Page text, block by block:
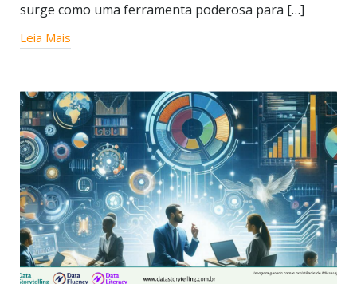
surge como uma ferramenta poderosa para […]
Leia Mais